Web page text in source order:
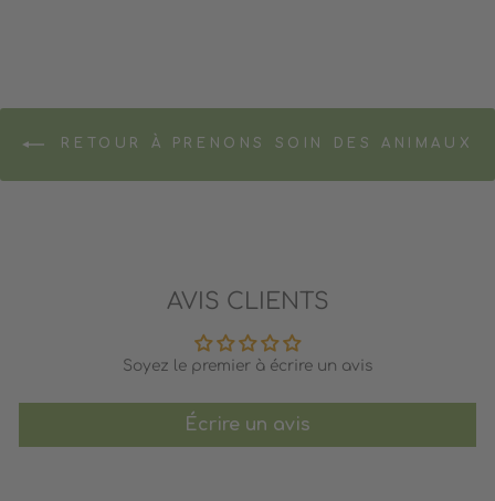
RETOUR À PRENONS SOIN DES ANIMAUX
AVIS CLIENTS
Soyez le premier à écrire un avis
Écrire un avis